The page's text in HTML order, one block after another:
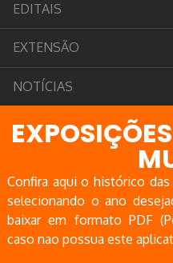
EDITAIS
EXTENSÃO
NOTÍCIAS
Confira aqui o histórico
selecionando o ano
baixar em formato PDF
caso nao possua este